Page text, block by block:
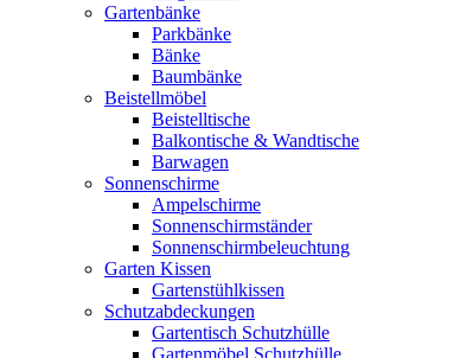
Gartenbänke
Parkbänke
Bänke
Baumbänke
Beistellmöbel
Beistelltische
Balkontische & Wandtische
Barwagen
Sonnenschirme
Ampelschirme
Sonnenschirmständer
Sonnenschirmbeleuchtung
Garten Kissen
Gartenstühlkissen
Schutzabdeckungen
Gartentisch Schutzhülle
Gartenmöbel Schutzhülle